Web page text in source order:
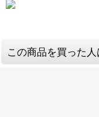
この商品を買った